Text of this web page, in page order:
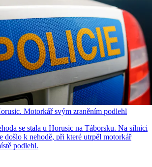
Motorkář svým zraněním podlehl
se stala u Horusic na Táborsku. Na silnici
došlo k nehodě, při které utrpěl motorkář
podlehl.